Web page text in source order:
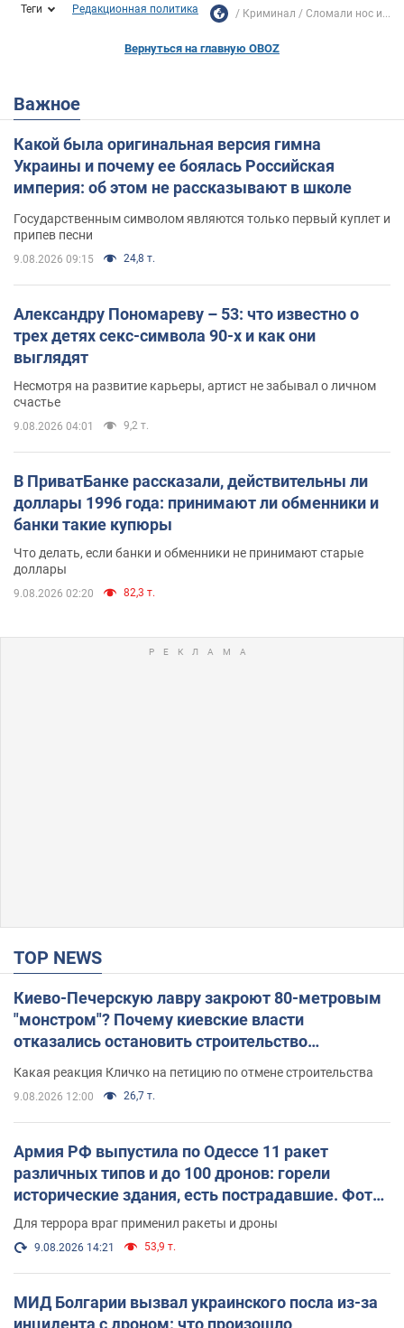
Теги Редакционная политика Криминал Сломали нос и...
Вернуться на главную OBOZ
Важное
Какой была оригинальная версия гимна
Украины и почему ее боялась Российская
империя: об этом не рассказывают в школе
Государственным символом являются только первый куплет и
припев песни
9.08.2026 09:15 24,8 т.
Александру Пономареву – 53: что известно о
трех детях секс-символа 90-х и как они
выглядят
Несмотря на развитие карьеры, артист не забывал о личном
счастье
9.08.2026 04:01 9,2 т.
В ПриватБанке рассказали, действительны ли
доллары 1996 года: принимают ли обменники и
банки такие купюры
Что делать, если банки и обменники не принимают старые
доллары
9.08.2026 02:20 82,3 т.
TOP NEWS
Киево-Печерскую лавру закроют 80-метровым
"монстром"? Почему киевские власти
отказались остановить строительство
Какая реакция Кличко на петицию по отмене строительства
9.08.2026 12:00 26,7 т.
Армия РФ выпустила по Одессе 11 ракет
различных типов и до 100 дронов: горели
исторические здания, есть пострадавшие. Фото
и видео
Для террора враг применил ракеты и дроны
9.08.2026 14:21 53,9 т.
МИД Болгарии вызвал украинского посла из-за
инцидента с дроном: что произошло